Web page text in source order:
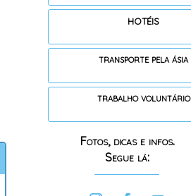
hotéis
transporte pela ásia
trabalho voluntário
Fotos, dicas e infos.
Segue lá: